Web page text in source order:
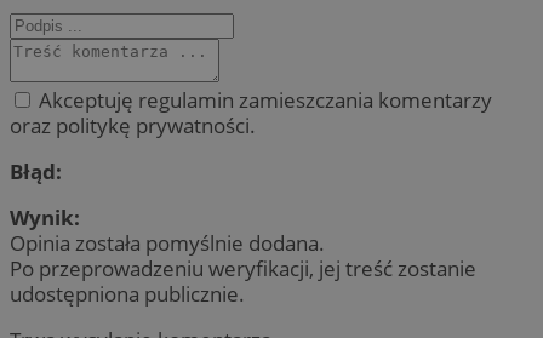
Akceptuję regulamin zamieszczania komentarzy
oraz politykę prywatności.
Błąd:
Wynik:
Opinia została pomyślnie dodana.
Po przeprowadzeniu weryfikacji, jej treść zostanie
udostępniona publicznie.